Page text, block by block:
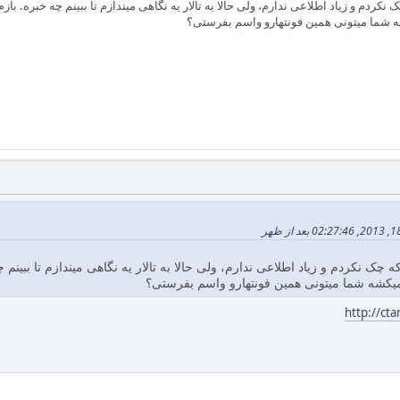
شما میتونی همین فونتهارو واسم بفرستی؟
شما میتونی همین فونتهارو واسم بفرستی؟
http://